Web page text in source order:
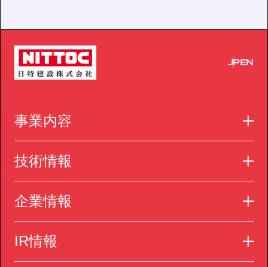
JPEN
事業内容
技術情報
企業情報
IR情報